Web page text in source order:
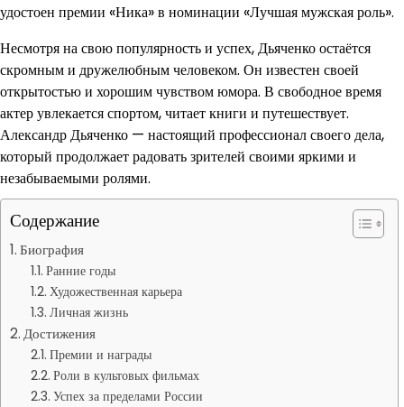
удостоен премии «Ника» в номинации «Лучшая мужская роль».
Несмотря на свою популярность и успех, Дьяченко остаётся
скромным и дружелюбным человеком. Он известен своей
открытостью и хорошим чувством юмора. В свободное время
актер увлекается спортом, читает книги и путешествует.
Александр Дьяченко — настоящий профессионал своего дела,
который продолжает радовать зрителей своими яркими и
незабываемыми ролями.
Содержание
Биография
Ранние годы
Художественная карьера
Личная жизнь
Достижения
Премии и награды
Роли в культовых фильмах
Успех за пределами России